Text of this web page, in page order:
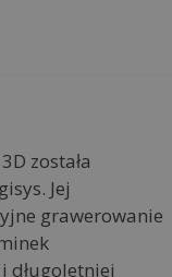
została
Jej
grawerowanie
długoletniej